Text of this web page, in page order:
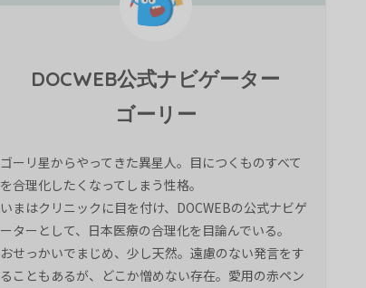
DOCWEB公式ナビゲーター
ゴーリー
ゴーリ星からやってきた異星人。目につくものすべて
を合理化したくなってしまう性格。
いまはクリニックに目を付け、DOCWEBの公式ナビゲ
ーターとして、日本医療の合理化を目論んでいる。
おせっかいでまじめ、少し天然。遠慮のない発言をす
ることもあるが、どこか憎めない存在。愛用の赤ペン